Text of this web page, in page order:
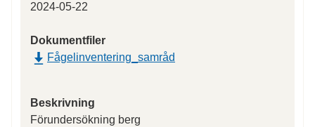
2024-05-22
Dokumentfiler
Fågelinventering_samråd
Beskrivning
Förundersökning berg